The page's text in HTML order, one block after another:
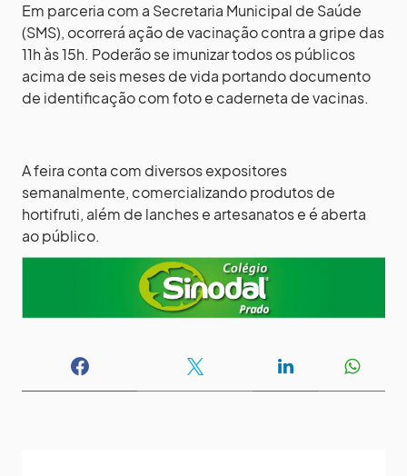
Em parceria com a Secretaria Municipal de Saúde
(SMS), ocorrerá ação de vacinação contra a gripe das
11h às 15h. Poderão se imunizar todos os públicos
acima de seis meses de vida portando documento
de identificação com foto e caderneta de vacinas.
A feira conta com diversos expositores
semanalmente, comercializando produtos de
hortifruti, além de lanches e artesanatos e é aberta
ao público.